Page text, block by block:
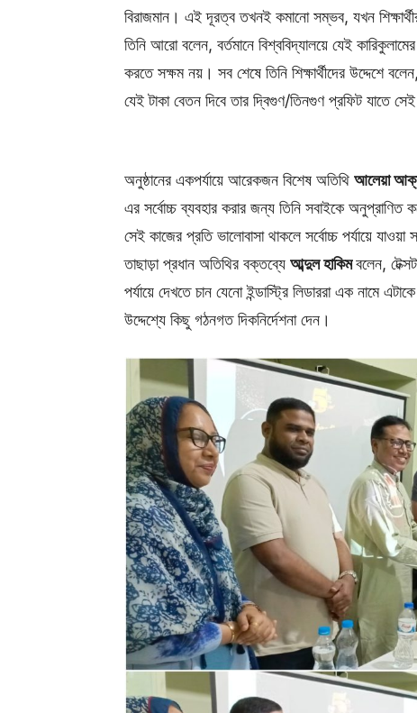
বিরাজমান। এই দূরত্ব তখনই কমানো সম্ভব, যখন শিক্ষার্থীরা
তিনি আরো বলেন, বর্তমানে বিশ্ববিদ্যালয়ে যেই
করতে সক্ষম নয়। সব শেষে তিনি শিক্ষার্থীদের উদ্দেশে
যেই টাকা বেতন দিবে তার দ্বিগুণ/তিনগুণ প্রফিট যাতে
অনুষ্ঠানের একপর্যায়ে আরেকজন বিশেষ অতিথি আলেয়া
এর সর্বোচ্চ ব্যবহার করার জন্য তিনি সবাইকে
সেই কাজের প্রতি ভালোবাসা থাকলে সর্বোচ্চ পর্যায়ে যাওয়া
তাছাড়া প্রধান অতিথির বক্তব্যে আব্দুল হাকিমবলেন,
পর্যায়ে দেখতে চান যেনো ইন্ডাস্ট্রি লিডাররা এক নামে
উদ্দেশ্যে কিছু গঠনগত দিকনির্দেশনা দেন।